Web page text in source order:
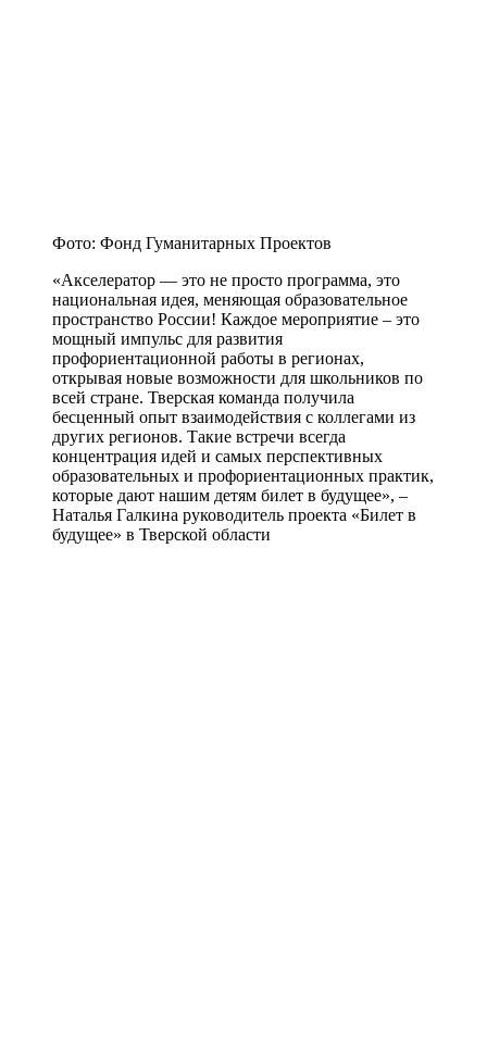
Фото: Фонд Гуманитарных Проектов
«Акселератор — это не просто программа, это
национальная идея, меняющая образовательное
пространство России! Каждое мероприятие – это
мощный импульс для развития
профориентационной работы в регионах,
открывая новые возможности для школьников по
всей стране. Тверская команда получила
бесценный опыт взаимодействия с коллегами из
других регионов. Такие встречи всегда
концентрация идей и самых перспективных
образовательных и профориентационных практик,
которые дают нашим детям билет в будущее», –
Наталья Галкина руководитель проекта «Билет в
будущее» в Тверской области